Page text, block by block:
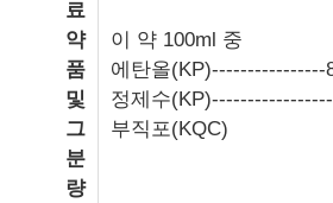
료
약
품
및
그
분
량
이 약 100ml 중
에탄올(KP)----------------
정제수
부직포(KQC)